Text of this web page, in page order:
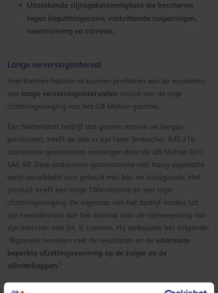
Uitstekende slijtagebestendigheid die beschermt
tegen klepzittingerosie, vastzittende zuigerringen,
roestvorming en corrosie.
Lange verversingsinterval
Veel klanten hebben al kunnen profiteren van de voordelen
van lange verversingsintervallen alsook van de lage
afzettingsneiging van het Q8 Mahler-gamma.
Een Nederlands bedrijf dat groene stroom uit biogas
produceert, heeft de olie in zijn twee Jenbacher JMS 316
stationaire gasmotoren vervangen door de Q8 Mahler G10
SAE 40. Deze stationaire gasmotorolie met hoog asgehalte
werd ontwikkeld voor gebruik met bio- en stortgassen. Het
product heeft een hoge TBN-retentie en een lage
afzettingsneiging. De eigenaar van het bedrijf merkte tot
zijn tevredenheid dat het interval voor de olieverversing van
zijn motoren met 54 % toenam. Hij verklaarde het volgende:
“Bijzonder tevreden met de resultaten en de uitermate
beperkte afzettingsvorming op de zuiger en de
cilinderkoppen.”